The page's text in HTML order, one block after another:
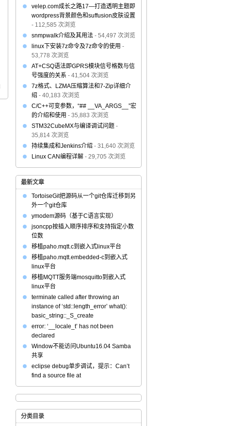
velep.com成长之路17—打造透明主题即
wordpress背景颜色和suffusion皮肤设置
- 112,585 次浏览
snmpwalk介绍及其用法 - 54,497 次浏览
linux下安装7z命令及7z命令的使用 -
53,778 次浏览
AT+CSQ语法即GPRS模块信号格数与信
号强度的关系 - 41,504 次浏览
7z格式、LZMA压缩算法和7-Zip详细介
绍 - 40,183 次浏览
C/C++可变参数，“## __VA_ARGS__”宏
的介绍和使用 - 35,883 次浏览
STM32CubeMX与编译调试问题 -
35,814 次浏览
持续集成和Jenkins介绍 - 31,640 次浏览
Linux CAN编程详解 - 29,705 次浏览
最新文章
TortoiseGit把源码从一个git仓库迁移到另
外一个git仓库
ymodem源码（基于C语言实现）
jsoncpp按插入顺序排序和支持指定小数
位数
移植paho.mqtt.c到嵌入式linux平台
移植paho.mqtt.embedded-c到嵌入式
linux平台
移植MQTT服务端mosquitto到嵌入式
linux平台
terminate called after throwing an
instance of ‘std::length_error’ what():
basic_string::_S_create
error: ‘__locale_t’ has not been
declared
Window不能访问Ubuntu16.04 Samba
共享
eclipse debug单步调试，提示：Can’t
find a source file at
分类目录